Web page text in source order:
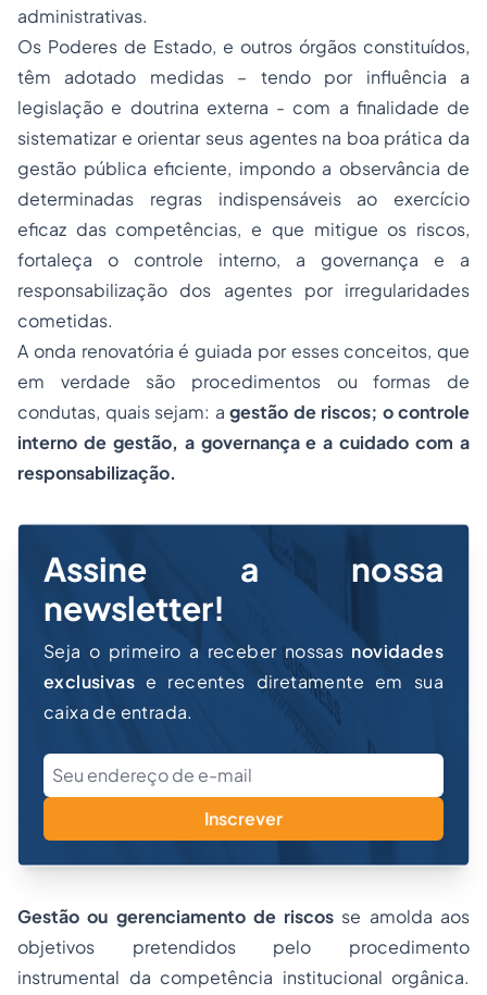
administrativas.
Os Poderes de Estado, e outros órgãos constituídos,
têm adotado medidas – tendo por influência a
legislação e doutrina externa - com a finalidade de
sistematizar e orientar seus agentes na boa prática da
gestão pública eficiente, impondo a observância de
determinadas regras indispensáveis ao exercício
eficaz das competências, e que mitigue os riscos,
fortaleça o controle interno, a governança e a
responsabilização dos agentes por irregularidades
cometidas.
A onda renovatória é guiada por esses conceitos, que
em verdade são procedimentos ou formas de
condutas, quais sejam: a gestão de riscos; o controle
interno de gestão, a governança e a cuidado com a
responsabilização.
Assine a nossa
newsletter!
Seja o primeiro a receber nossas novidades
exclusivas e recentes diretamente em sua
caixa de entrada.
Inscrever
Gestão ou gerenciamento de riscos se amolda aos
objetivos pretendidos pelo procedimento
instrumental da competência institucional orgânica.